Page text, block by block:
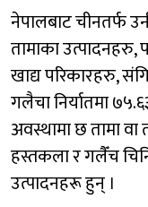
नेपालबाट चीनतर्फ
तामाका उत्पादनहरु,
खाद्य परिकारहरु,
गलैचा निर्यातमा
अवस्थामा छ तामा वा
हस्तकला र गलैँच
उत्पादनहरू हुन् ।